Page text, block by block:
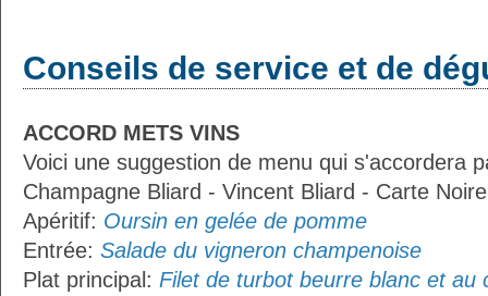
Conseils de service et de
ACCORD METS VINS
Voici une suggestion de menu qui s'accordera
Champagne Bliard - Vincent Bliard - Carte
Apéritif: Oursin en gelée de pomme
Entrée: Salade du vigneron champenoise
Plat principal: Filet de turbot beurre blanc et au